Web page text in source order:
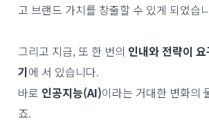
고 브랜드 가치를 창출할 수 있게 되었습
그리고 지금, 또 한 번의 인내와 전략이
기에 서 있습니다.
바로 인공지능(AI)이라는 거대한 변화의
죠.